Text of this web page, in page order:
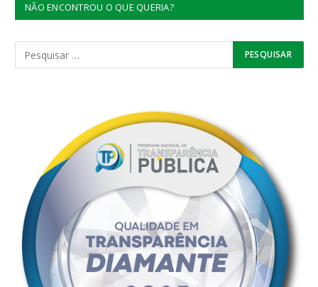
NÃO ENCONTROU O QUE QUERIA?